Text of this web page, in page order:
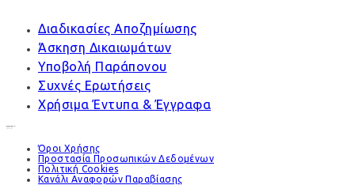
Διαδικασίες Αποζημίωσης
Άσκηση Δικαιωμάτων
Υποβολή Παράπονου
Συχνές Ερωτήσεις
Χρήσιμα Έντυπα & Έγγραφα
Όροι Χρήσης
Προστασία Προσωπικών Δεδομένων
Πολιτική Cookies
Κανάλι Αναφορών Παραβίασης